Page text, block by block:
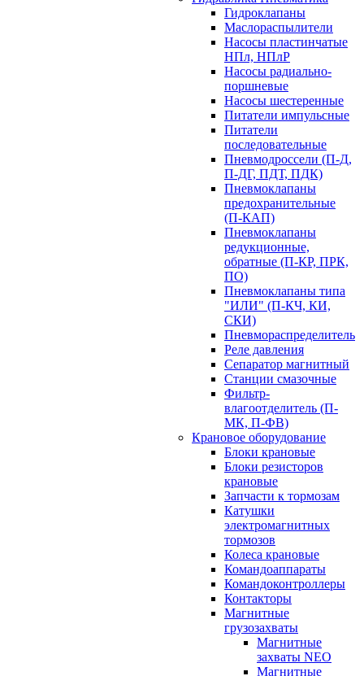
Гидроклапаны
Маслораспылители
Насосы пластинчатые
НПл, НПлР
Насосы радиально-
поршневые
Насосы шестеренные
Питатели импульсные
Питатели
последовательные
Пневмодроссели (П-Д,
П-ДГ, ПДТ, ПДК)
Пневмоклапаны
предохранительные
(П-КАП)
Пневмоклапаны
редукционные,
обратные (П-КР, ПРК,
ПО)
Пневмоклапаны типа
"ИЛИ" (П-КЧ, КИ,
СКИ)
Пневмораспределитель
Реле давления
Сепаратор магнитный
Станции смазочные
Фильтр-
влагоотделитель (П-
МК, П-ФВ)
Крановое оборудование
Блоки крановые
Блоки резисторов
крановые
Запчасти к тормозам
Катушки
электромагнитных
тормозов
Колеса крановые
Командоаппараты
Командоконтроллеры
Контакторы
Магнитные
грузозахваты
Магнитные
захваты NEO
Магнитные